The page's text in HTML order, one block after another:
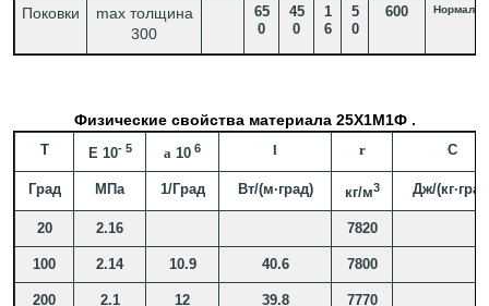
Поковки
max толщина
300
65
0
45
0
1
6
5
0
600
Физические свойства материала 25Х1М1Ф .
T E 10- 5 a 10 6 l r C
Град МПа 1/Град Вт/(м·град) кг/м3 Дж/
20 2.16 7820
100 2.14 10.9 40.6 7800
200 2.1 12 39.8 7770